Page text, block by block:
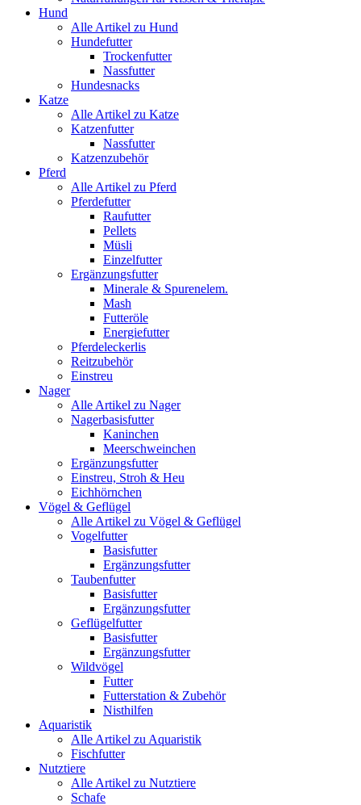
Hund
Alle Artikel zu Hund
Hundefutter
Trockenfutter
Nassfutter
Hundesnacks
Katze
Alle Artikel zu Katze
Katzenfutter
Nassfutter
Katzenzubehör
Pferd
Alle Artikel zu Pferd
Pferdefutter
Raufutter
Pellets
Müsli
Einzelfutter
Ergänzungsfutter
Minerale & Spurenelem.
Mash
Futteröle
Energiefutter
Pferdeleckerlis
Reitzubehör
Einstreu
Nager
Alle Artikel zu Nager
Nagerbasisfutter
Kaninchen
Meerschweinchen
Ergänzungsfutter
Einstreu, Stroh & Heu
Eichhörnchen
Vögel & Geflügel
Alle Artikel zu Vögel & Geflügel
Vogelfutter
Basisfutter
Ergänzungsfutter
Taubenfutter
Basisfutter
Ergänzungsfutter
Geflügelfutter
Basisfutter
Ergänzungsfutter
Wildvögel
Futter
Futterstation & Zubehör
Nisthilfen
Aquaristik
Alle Artikel zu Aquaristik
Fischfutter
Nutztiere
Alle Artikel zu Nutztiere
Schafe